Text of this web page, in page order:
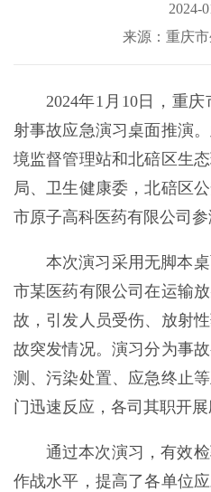
2024-
来源：重庆
2024年1月10日，重
射事故应急演习桌面推演
境监督管理站和北碚区生
局、卫生健康委，北碚区
市原子高科医药有限公司参
本次演习采用无脚本
市某医药有限公司在运输
故，引发人员受伤、放射
故突发情况。演习分为事
测、污染处置、应急终止
门迅速反应，各司其职开展
通过本次演习，有效
作战水平，提高了各单位